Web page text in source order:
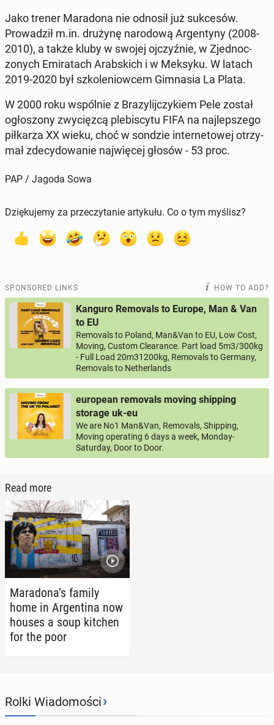
Jako trener Maradona nie odnosił już sukcesów.
Prowadz­ił m.in. drużynę nar­o­dową Ar­gen­tyny (2008-
2010), a także kluby w swojej ojczyźnie, w Zjed­noc­
zonych Emi­rat­ach Arab­s­kich i w Meksyku. W latach
2019-2020 był szkole­niow­cem Gim­na­sia La Plata.
W 2000 roku wspól­nie z Brazyli­jczykiem Pele został
ogłos­zony zwycięzcą plebis­cy­tu FIFA na na­jlep­szego
piłkarza XX wieku, choć w sondzie in­ter­ne­towej otrzy­
mał zde­cy­dowanie na­jwięcej głosów - 53 proc.
PAP / Jagoda Sowa
Dziękujemy za przeczytanie artykułu. Co o tym myślisz?
SPONSORED LINKS HOW TO ADD?
Kanguro Removals to Europe, Man & Van
to EU
Removals to Poland, Man&Van to EU, Low Cost,
Moving, Custom Clearance. Part load 5m3/300kg
- Full Load 20m31200kg, Removals to Germany,
Removals to Netherlands
european removals moving shipping
storage uk-eu
We are No1 Man&Van, Removals, Shipping,
Moving operating 6 days a week, Monday-
Saturday, Door to Door.
Read more
Maradona’s family
home in Ar­genti­na now
houses a soup kitchen
for the poor
Rolki Wiadomości›